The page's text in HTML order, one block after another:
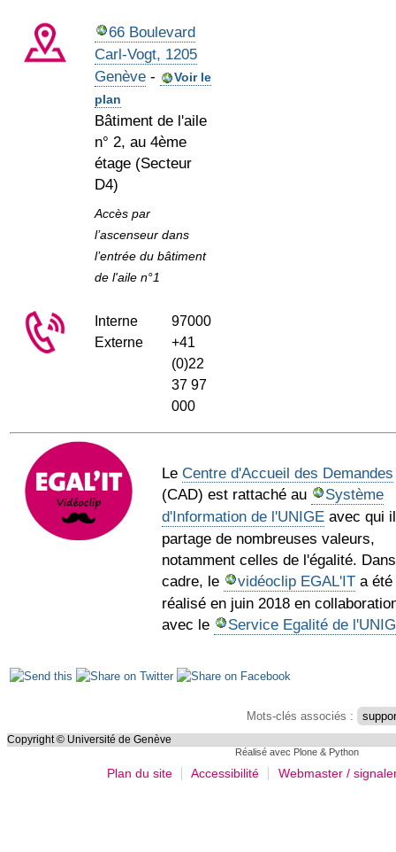
66 Boulevard
Carl-Vogt, 1205
Genève-
Voir le
plan
Bâtiment de l'aile
n° 2, au 4ème
étage (Secteur
D4)
Accès par
l’ascenseur dans
l’entrée du bâtiment
de l'aile n°1
Interne
Externe
97000
+41
(0)22
37 97
000
Le Centre d'Accueil des Demandes
(CAD) est rattaché au
Système
d'Information de l'UNIGEavec qui il
partage de nombreuses valeurs,
notamment celles de l'égalité.
cadre, le
vidéoclip EGAL'ITa été
réalisé en juin 2018 en
avec le
Service Egalité de
Actions
document
Mots-clés associés :
Copyright © Université de Genève
Réalisé avec Plone & Python
Plan du site Accessibilité Webmaster /